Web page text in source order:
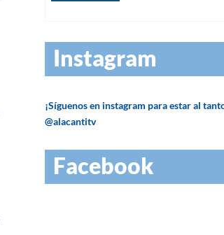
Instagram
¡Síguenos en instagram para estar al
@alacantitv
Facebook